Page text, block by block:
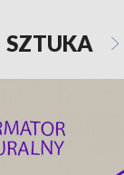
SZTUKA